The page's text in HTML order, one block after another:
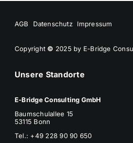
AGB Datenschutz Impressum
Copyright © 2025 by E-Bridge
Unsere Standorte
E-Bridge Consulting GmbH
Baumschulallee 15
53115 Bonn
Tel.: +49 228 90 90 650